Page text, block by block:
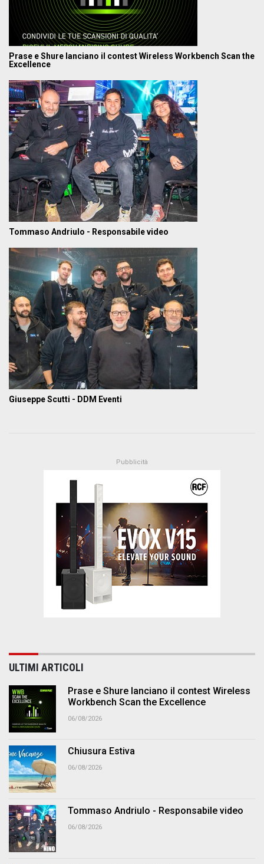
Prase e Shure lanciano il contest Wireless Workbench Scan the
Excellence
Tommaso Andriulo - Responsabile video
Giuseppe Scutti - DDM Eventi
ULTIMI ARTICOLI
Prase e Shure lanciano il contest Wireless
Workbench Scan the Excellence
06/08/2026
Chiusura Estiva
06/08/2026
Tommaso Andriulo - Responsabile video
06/08/2026